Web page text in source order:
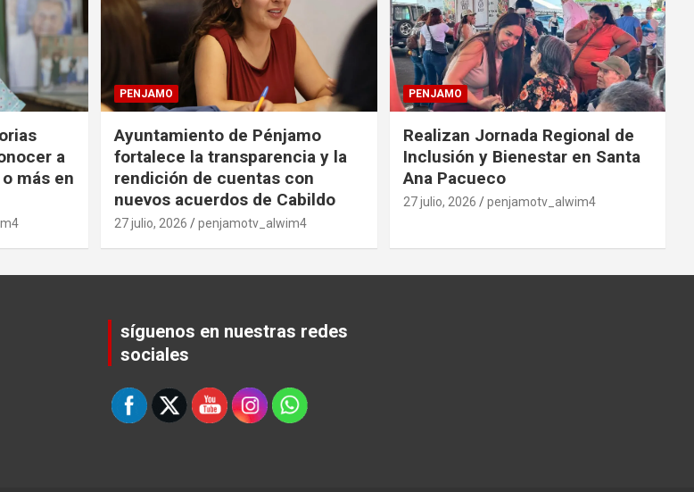
a
más en
PENJAMO
Ayuntamiento de Pénjamo
fortalece la transparencia y la
rendición de cuentas con
nuevos acuerdos de Cabildo
27 julio, 2026 penjamotv_alwim4
PENJAMO
Realizan Jornada Regional de
Inclusión y Bienestar en Santa
Ana Pacueco
27 julio, 2026 penjamotv_alwim4
síguenos en nuestras redes
socialesSet Youtube Channel ID